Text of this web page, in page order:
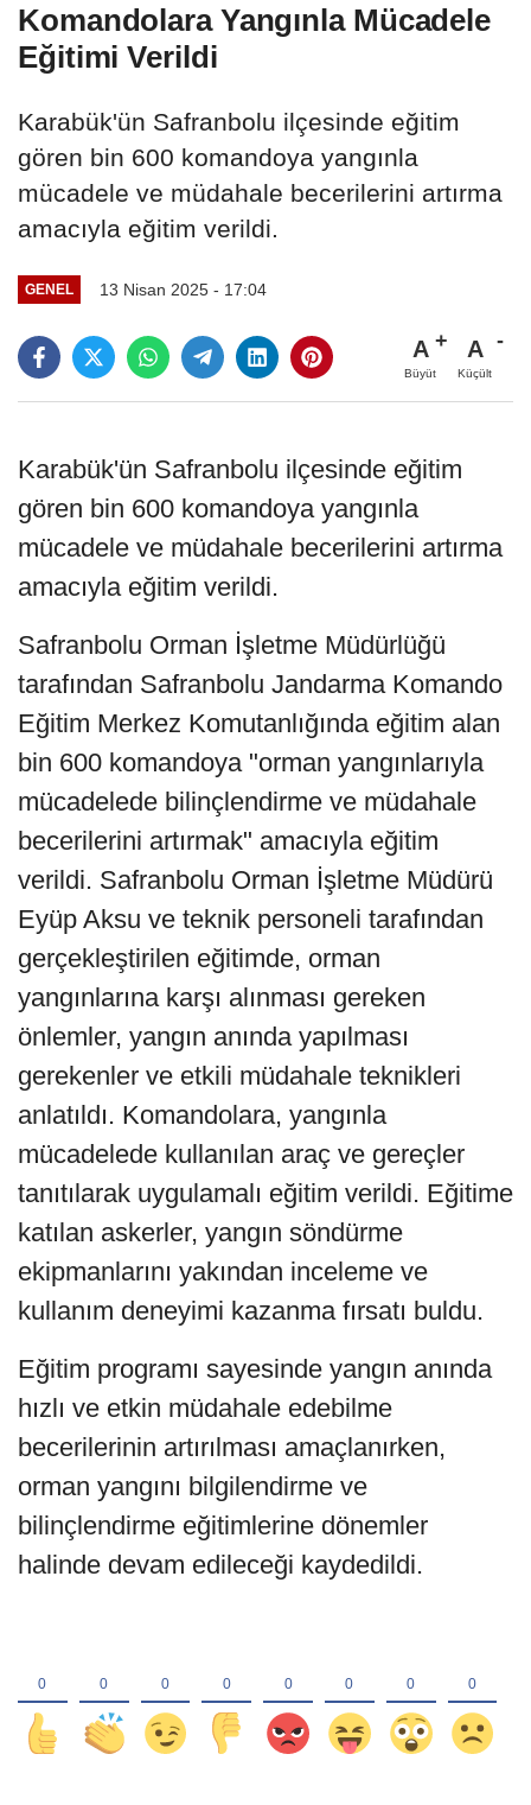
Komandolara Yangınla Mücadele
Eğitimi Verildi
Karabük'ün Safranbolu ilçesinde eğitim
gören bin 600 komandoya yangınla
mücadele ve müdahale becerilerini artırma
amacıyla eğitim verildi.
GENEL 13 Nisan 2025 - 17:04
A
Büyüt
A
Küçült
Karabük'ün Safranbolu ilçesinde eğitim
gören bin 600 komandoya yangınla
mücadele ve müdahale becerilerini artırma
amacıyla eğitim verildi.
Safranbolu Orman İşletme Müdürlüğü
tarafından Safranbolu Jandarma Komando
Eğitim Merkez Komutanlığında eğitim alan
bin 600 komandoya "orman yangınlarıyla
mücadelede bilinçlendirme ve müdahale
becerilerini artırmak" amacıyla eğitim
verildi. Safranbolu Orman İşletme Müdürü
Eyüp Aksu ve teknik personeli tarafından
gerçekleştirilen eğitimde, orman
yangınlarına karşı alınması gereken
önlemler, yangın anında yapılması
gerekenler ve etkili müdahale teknikleri
anlatıldı. Komandolara, yangınla
mücadelede kullanılan araç ve gereçler
tanıtılarak uygulamalı eğitim verildi. Eğitime
katılan askerler, yangın söndürme
ekipmanlarını yakından inceleme ve
kullanım deneyimi kazanma fırsatı buldu.
Eğitim programı sayesinde yangın anında
hızlı ve etkin müdahale edebilme
becerilerinin artırılması amaçlanırken,
orman yangını bilgilendirme ve
bilinçlendirme eğitimlerine dönemler
halinde devam edileceği kaydedildi.